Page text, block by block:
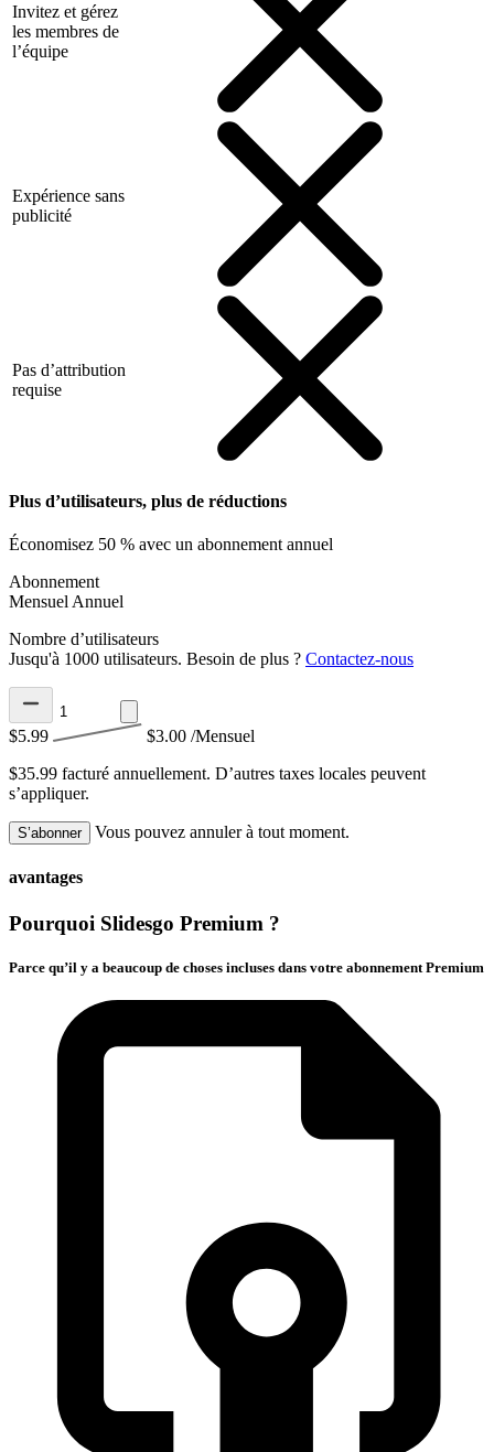
Invitez et gérez
les membres de
l’équipe
Expérience sans
publicité
Pas d’attribution
requise
Plus d’utilisateurs, plus de réductions
Économisez 50 % avec un abonnement annuel
Abonnement
Mensuel Annuel
Nombre d’utilisateurs
Jusqu'à 1000 utilisateurs. Besoin de plus ? Contactez-nous
$5.99 $3.00 /Mensuel
$35.99 facturé annuellement. D’autres taxes locales peuvent
s’appliquer.
S’abonner Vous pouvez annuler à tout moment.
avantages
Pourquoi Slidesgo Premium ?
Parce qu’il y a beaucoup de choses incluses dans votre abonnement Premium